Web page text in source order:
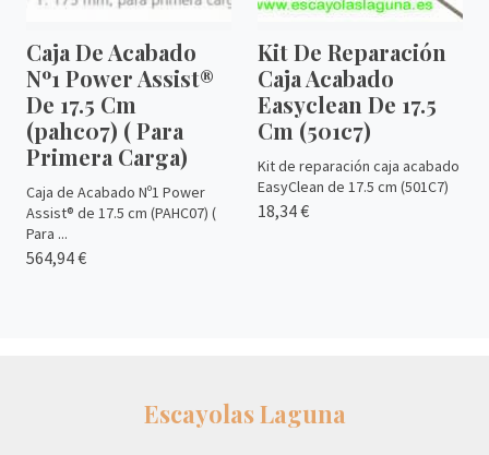
Caja De Acabado
Nº1 Power Assist®
De 17.5 Cm
(pahc07) ( Para
Primera Carga)
Caja de Acabado Nº1 Power
Assist® de 17.5 cm (PAHC07) (
Para ...
564,94 €
Kit De Reparación
Caja Acabado
Easyclean De 17.5
Cm (501c7)
Kit de reparación caja acabado
EasyClean de 17.5 cm (501C7)
18,34 €
Escayolas Laguna